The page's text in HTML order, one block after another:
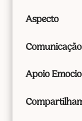
Aspecto
Comunicação
Apoio